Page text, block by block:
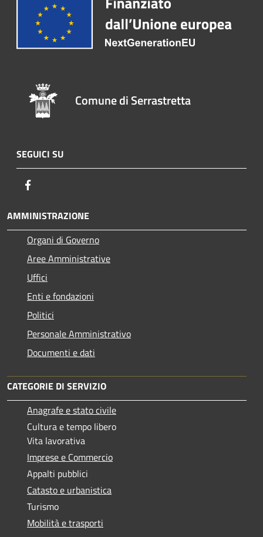
Comune di Serrastretta
SEGUICI SU
AMMINISTRAZIONE
Organi di Governo
Aree Amministrative
Uffici
Enti e fondazioni
Politici
Personale Amministrativo
Documenti e dati
CATEGORIE DI SERVIZIO
Anagrafe e stato civile
Cultura e tempo libero
Vita lavorativa
Imprese e Commercio
Appalti pubblici
Catasto e urbanistica
Turismo
Mobilità e trasporti